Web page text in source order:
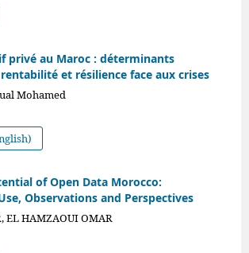
privé au Maroc : déterminants
et résilience face aux crises
Mohamed
of Open Data Morocco:
Observations and Perspectives
EL HAMZAOUI OMAR